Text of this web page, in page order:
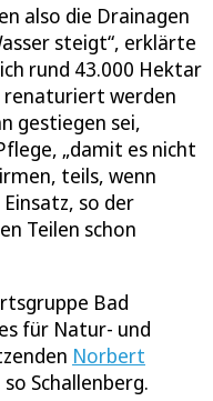
also die Drainagen
steigt“, erklärte
rund 43.000 Hektar
renaturiert werden
gestiegen sei,
„damit es nicht
teils, wenn
so der
Teilen schon
Bad
für Natur- und
Norbert
Schallenberg.